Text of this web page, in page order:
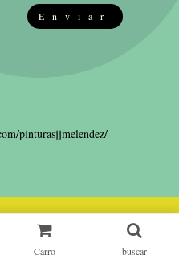
Enviar
Carro buscar